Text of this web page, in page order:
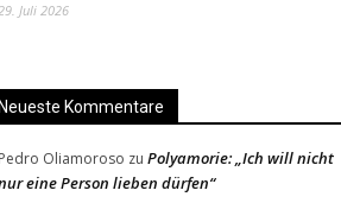
Juli 2026
Neueste Kommentare
Pedro Oliamoroso zu Polyamorie: „Ich will nicht
eine Person lieben dürfen“